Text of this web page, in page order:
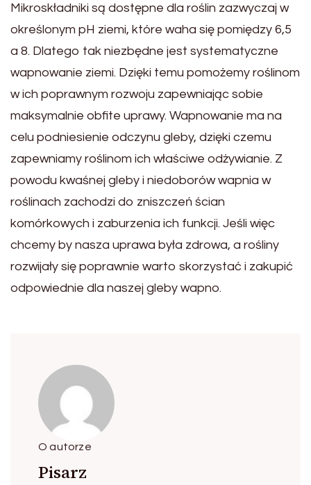
Mikroskładniki są dostępne dla roślin zazwyczaj w
określonym pH ziemi, które waha się pomiędzy 6,5
a 8. Dlatego tak niezbędne jest systematyczne
wapnowanie ziemi. Dzięki temu pomożemy roślinom
w ich poprawnym rozwoju zapewniając sobie
maksymalnie obfite uprawy. Wapnowanie ma na
celu podniesienie odczynu gleby, dzięki czemu
zapewniamy roślinom ich właściwe odżywianie. Z
powodu kwaśnej gleby i niedoborów wapnia w
roślinach zachodzi do zniszczeń ścian
komórkowych i zaburzenia ich funkcji. Jeśli więc
chcemy by nasza uprawa była zdrowa, a rośliny
rozwijały się poprawnie warto skorzystać i zakupić
odpowiednie dla naszej gleby wapno.
O autorze
Pisarz